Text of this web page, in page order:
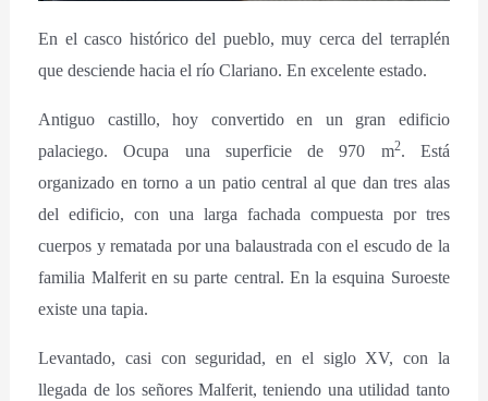
En el casco histórico del pueblo, muy cerca del terraplén
que desciende hacia el río Clariano. En excelente estado.
Antiguo castillo, hoy convertido en un gran edificio
palaciego. Ocupa una superficie de 970 m2. Está
organizado en torno a un patio central al que dan tres alas
del edificio, con una larga fachada compuesta por tres
cuerpos y rematada por una balaustrada con el escudo de la
familia Malferit en su parte central. En la esquina Suroeste
existe una tapia.
Levantado, casi con seguridad, en el siglo XV, con la
llegada de los señores Malferit, teniendo una utilidad tanto